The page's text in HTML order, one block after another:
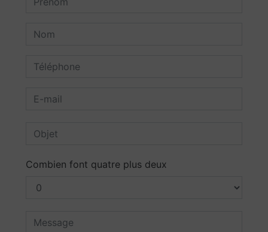
Combien font quatre plus deux